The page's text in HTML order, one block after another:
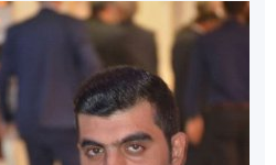
سازمان بورس و اوراق بهادار
مرجع اخبار موثق در بازارسرمایه